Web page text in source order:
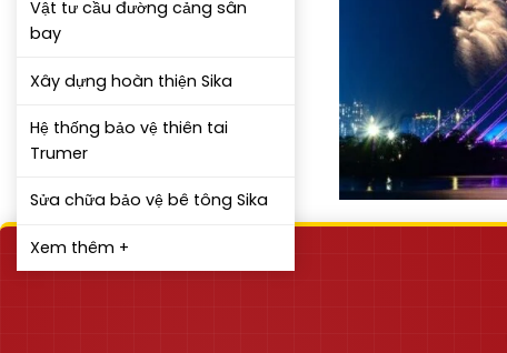
Vật tư cầu đường cảng sân
bay
Xây dựng hoàn thiện Sika
Hệ thống bảo vệ thiên tai
Trumer
Sửa chữa bảo vệ bê tông Sika
Xem thêm +